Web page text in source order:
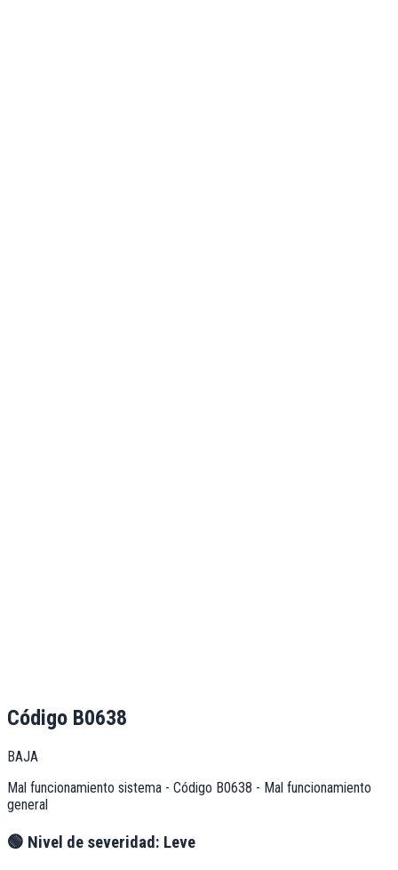
Código B0638
BAJA
Mal funcionamiento sistema - Código B0638 - Mal funcionamiento
general
🟢 Nivel de severidad: Leve